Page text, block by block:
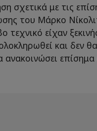
σχετικά με τις
του Μάρκο
τεχνικό είχαν
και δεν θα
επίσημα